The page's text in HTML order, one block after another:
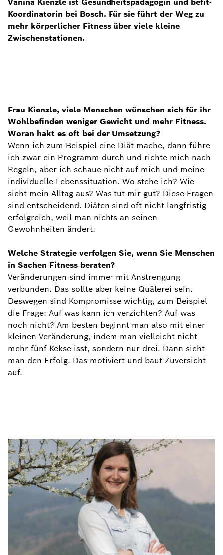
Vanina Kienzle ist Gesundheitspädagogin und befit-
Koordinatorin bei Bosch. Für sie führt der Weg zu
mehr körperlicher Fitness über viele kleine
Zwischenstationen.
Frau Kienzle, viele Menschen wünschen sich für ihr
Wohlbefinden weniger Gewicht und mehr Fitness.
Woran hakt es oft bei der Umsetzung?
Wenn ich zum Beispiel eine Diät mache, dann führe
ich zwar ein Programm durch und richte mich nach
Regeln, aber ich schaue nicht auf mich und meine
individuelle Lebenssituation. Wo stehe ich? Wie
sieht mein Alltag aus? Was tut mir gut? Diese Fragen
sind entscheidend. Diäten sind oft nicht langfristig
erfolgreich, weil man nichts an seinen
Gewohnheiten ändert.
Welche Strategie verfolgen Sie, wenn Sie Menschen
in Sachen Fitness beraten?
Veränderungen sind immer mit Anstrengung
verbunden. Das sollte aber keine Quälerei sein.
Deswegen sind Kompromisse wichtig, zum Beispiel
die Frage: Auf was kann ich verzichten? Auf was
noch nicht? Am besten beginnt man also mit einer
kleinen Veränderung, indem man vielleicht nicht
mehr fünf Kekse isst, sondern nur drei. Dann sieht
man den Erfolg. Das motiviert und baut Zuversicht
auf.